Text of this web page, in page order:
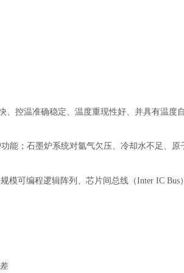
控温准确稳定、温度重现性好、并具有温度
；石墨炉系统对氩气欠压、冷却水不足、原
模可编程逻辑阵列、芯片间总线（Inter IC Bus